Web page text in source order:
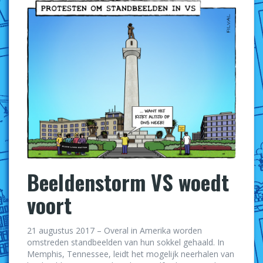
Beeldenstorm VS woedt
voort
21 augustus 2017 – Overal in Amerika worden
omstreden standbeelden van hun sokkel gehaald. In
Memphis, Tennessee, leidt het mogelijk neerhalen van